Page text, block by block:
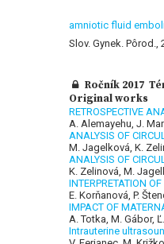
amniotic fluid
Slov. Gynek. Pôrod.,
Ročník 2017
Original works
RETROSPECTIVE
A. Alemayehu, J.
ANALYSIS OF
M. Jagelková, K.
ANALYSIS OF
K. Zelinová, M.
INTERPRETATION
E. Korňanová, P.
IMPACT OF
A. Totka, M. Gábor,
Intrauterine